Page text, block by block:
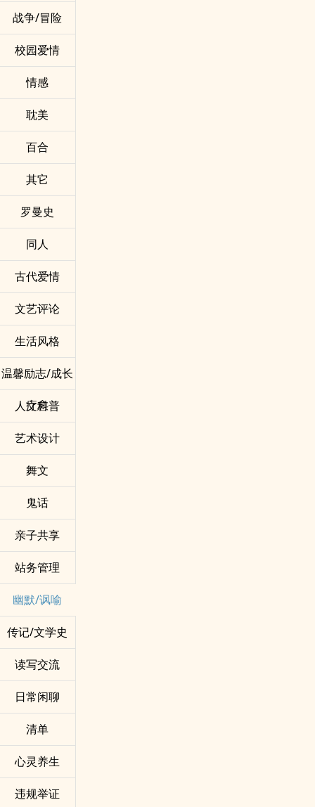
战争/冒险
校园爱情
情感
耽美
百合
其它
罗曼史
同人
古代爱情
文艺评论
生活风格
温馨励志/成长
疗愈
人文科普
艺术设计
舞文
鬼话
亲子共享
站务管理
幽默/讽喻
传记/文学史
读写交流
日常闲聊
清单
心灵养生
违规举证